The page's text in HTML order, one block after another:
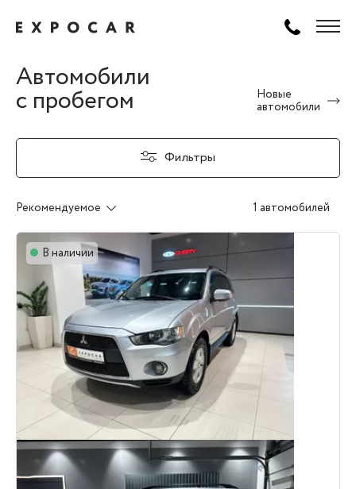
Автомобили
с пробегом
Новые
автомобили
Фильтры
Рекомендуемое 1 автомобилей
В наличии